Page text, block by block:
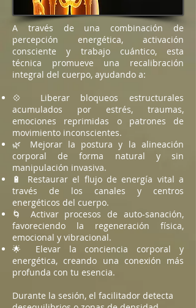
A través de una combinación de
percepción energética, activación
consciente y trabajo cuántico, esta
técnica promueve una recalibración
integral del cuerpo, ayudando a:
💠 Liberar bloqueos estructurales
acumulados por estrés, traumas,
emociones reprimidas o patrones de
movimiento inconscientes.
🌿 Mejorar la postura y la alineación
corporal de forma natural y sin
manipulación invasiva.
🔋 Restaurar el flujo de energía vital a
través de los canales y centros
energéticos del cuerpo.
🌀 Activar procesos de auto-sanación,
favoreciendo la regeneración física,
emocional y vibracional.
🌟 Elevar la conciencia corporal y
energética, creando una conexión más
profunda con tu esencia.
Durante la sesión, el facilitador detecta